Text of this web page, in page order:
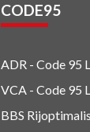
CODE95
ADR - Code 95
VCA - Code 95
BBS